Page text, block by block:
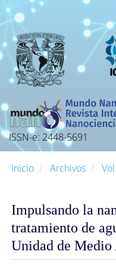
Navegación
principal
Contenido
principal
Barra
lateral
ISSN-e: 2448-5691
Inicio Archivos
Impulsando la
tratamiento de
Unidad de Medio